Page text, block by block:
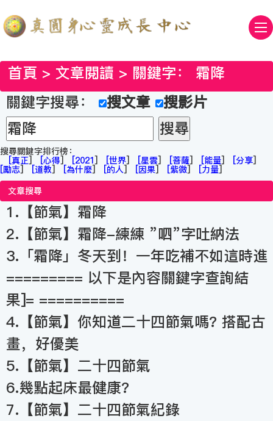
首頁 > 文章閱讀 > 關鍵字： 霜降
關鍵字搜尋：
搜文章 搜影片
搜尋關鍵字排行榜：
[真正] [心得] [2021] [世界] [星雲] [菩薩] [能量] [分享]
[勵志] [道教] [為什麼] [的人] [因果] [紫微] [力量]
文章搜尋
1.【節氣】霜降
2.【節氣】霜降-練練 ”呬”字吐納法
3.「霜降」冬天到！一年吃補不如這時進
========= 以下是內容關鍵字查詢結
果]= ==========
4.【節氣】你知道二十四節氣嗎? 搭配古
畫，好優美
5.【節氣】二十四節氣
6.幾點起床最健康?
7.【節氣】二十四節氣紀錄